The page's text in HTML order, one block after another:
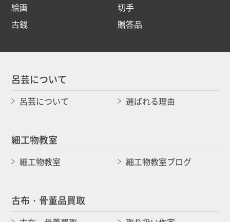
絵画
切手
古銭
贈答品
呂芸について
呂芸について 選ばれる理由
細工物教室
細工物教室 細工物教室ブログ
古布・骨董品買取